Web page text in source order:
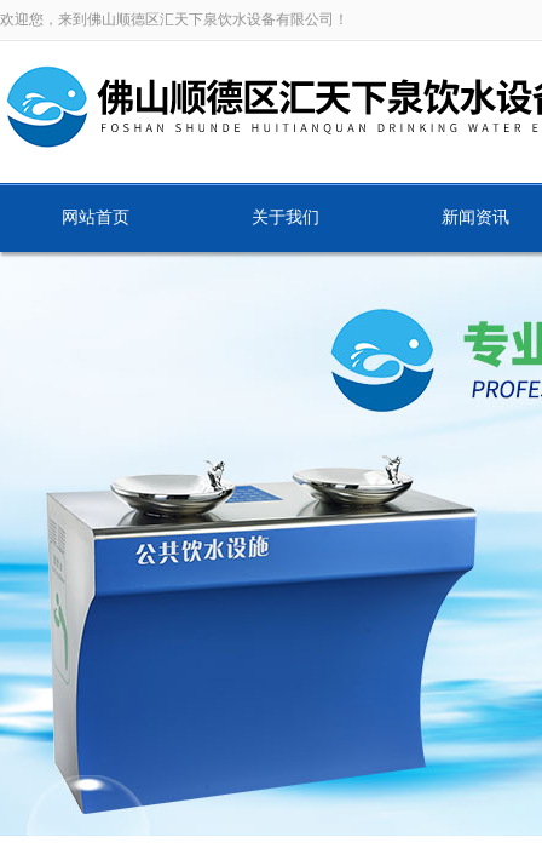
欢迎您，来到佛山顺德区汇天下泉饮水设备有限公司！
网站首页 关于我们 新闻资讯